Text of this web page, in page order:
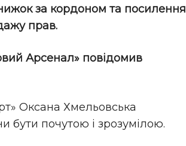
за кордоном та посилення
прав.
Арсенал» повідомив
Оксана Хмельовська
бути почутою і зрозумілою.